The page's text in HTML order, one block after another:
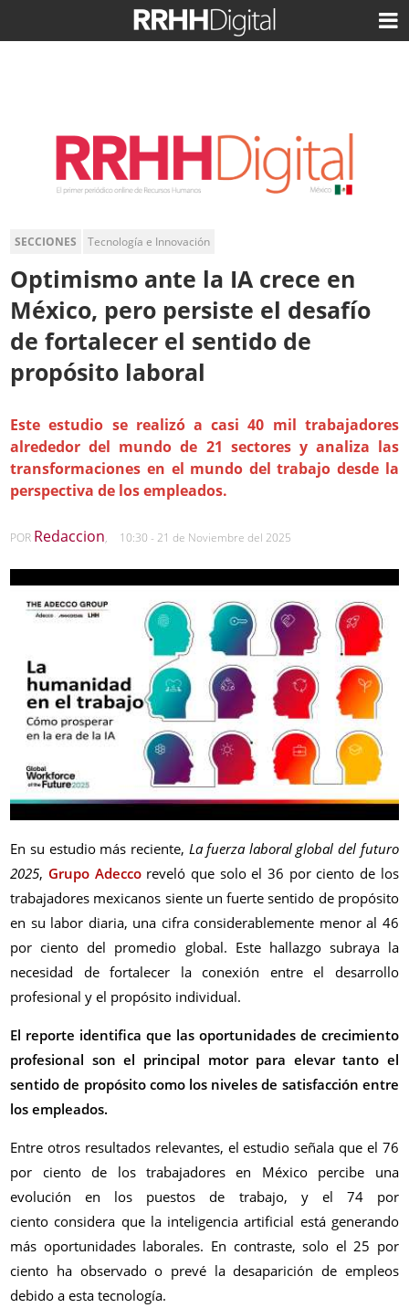
SECCIONES Tecnología e Innovación
Optimismo ante la IA crece en
México, pero persiste el desafío
de fortalecer el sentido de
propósito laboral
Este estudio se realizó a casi 40 mil trabajadores
alrededor del mundo de 21 sectores y analiza las
transformaciones en el mundo del trabajo desde la
perspectiva de los empleados.
POR Redaccion, 10:30 - 21 de Noviembre del 2025
En su estudio más reciente, La fuerza laboral global del futuro
2025, Grupo Adeccoreveló que solo el 36 por ciento de los
trabajadores mexicanos siente un fuerte sentido de propósito
en su labor diaria, una cifra considerablemente menor al 46
por ciento del promedio global. Este hallazgo subraya la
necesidad de fortalecer la conexión entre el desarrollo
profesional y el propósito individual.
El reporte identifica que las oportunidades de crecimiento
profesional son el principal motor para elevar tanto el
sentido de propósito como los niveles de satisfacción entre
los empleados.
Entre otros resultados relevantes, el estudio señala que el 76
por cientode los trabajadores en México percibe una
evolución en los puestos de trabajo, y el 74 por
ciento considera que la inteligencia artificial está generando
más oportunidades laborales. En contraste, solo el 25 por
ciento ha observado o prevé la desaparición de empleos
debido a esta tecnología.